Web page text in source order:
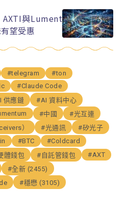
AXTI與Lument
望受惠
#telegram
#ton
#Claude Code
供應鏈
#AI 資料中心
#中國
#光互連
）
#光通訊
#矽光子
#BTC
#Coldcard
體錢包 #自託管錢包
#AXT
#全新 (2455)
#穩懋 (3105)